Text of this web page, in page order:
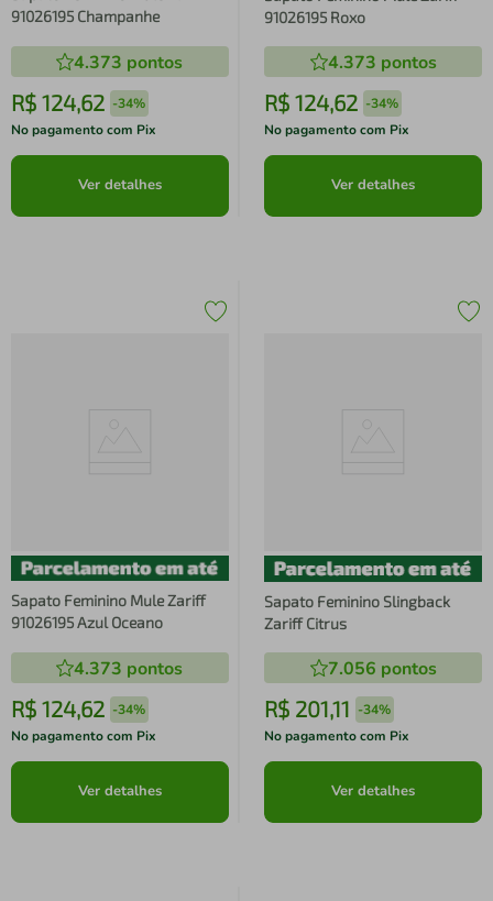
91026195 Champanhe
4.373 pontos
R$ 124,62 -34%
No pagamento com Pix
Ver detalhes
91026195 Roxo
4.373 pontos
R$ 124,62 -34%
No pagamento com Pix
Ver detalhes
Sapato Feminino Mule Zariff
91026195 Azul Oceano
4.373 pontos
R$ 124,62 -34%
No pagamento com Pix
Ver detalhes
Sapato Feminino Slingback
Zariff Citrus
7.056 pontos
R$ 201,11 -34%
No pagamento com Pix
Ver detalhes